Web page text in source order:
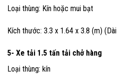
Loại thùng: Kín hoặc mui bạt
Kích thước: 3.3 x 1.64 x 3.8 (m)
5- Xe tải 1.5 tấn tải chở hàng
Loại thùng: kín